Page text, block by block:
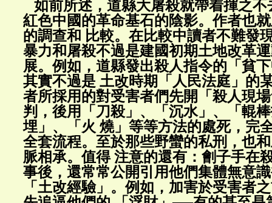
如前所述，道縣大屠殺就帶着揮之
紅色中國的革命基石的陰影。作者也
的調查和 比較。在比較中讀者不難發
暴力和屠殺不過是建國初期土地改革
展。例如，道縣發出殺人指令的「貧
其實不過是 土改時期「人民法庭」的
者所採用的對受害者們先開「殺人現
判，後用「刀殺」、「沉水」、「輥
埋」、「火 燒」等等方法的處死，完
全套流程。至於那些野蠻的私刑，也
脈相承。值得 注意的還有：劊子手在
事後，還常常公開引用他們集體無意
「土改經驗」。例如，加害於受害者